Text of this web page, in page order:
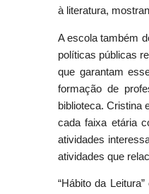
à literatura,
A escola também
políticas públicas
que garantam
formação de
biblioteca. Cristina
cada faixa etária
atividades
atividades que
“Hábito da